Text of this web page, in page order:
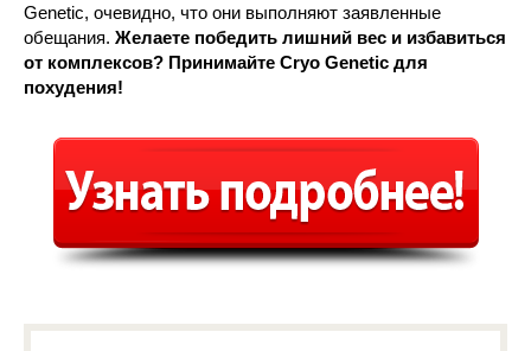
Genetic, очевидно, что они выполняют заявленные
обещания. Желаете победить лишний вес и избавиться
от комплексов? Принимайте Cryo Genetic для
похудения!